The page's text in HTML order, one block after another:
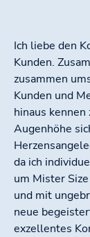
Ich liebe den
Kunden.
zusammen
Kunden und
hinaus
Augenhöhe
da ich
um Mister
und mit
neue
exzellentes